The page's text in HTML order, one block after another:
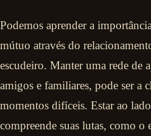
Podemos aprender a
mútuo através do
escudeiro. Manter uma rede de
amigos e familiares, pode ser a
momentos difíceis. Estar ao
compreende suas lutas, como o